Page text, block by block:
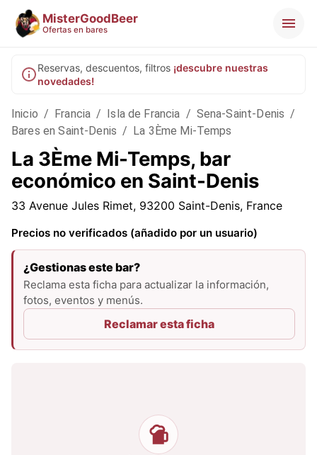
MisterGoodBeer
Ofertas en bares
Reservas, descuentos, filtros ¡descubre nuestras
novedades!
Inicio / Francia / Isla de Francia / Sena-Saint-Denis /
Bares en Saint-Denis / La 3Ème Mi-Temps
La 3Ème Mi-Temps, bar
económico en Saint-Denis
33 Avenue Jules Rimet, 93200 Saint-Denis, France
Precios no verificados (añadido por un usuario)
¿Gestionas este bar?
Reclama esta ficha para actualizar la información,
fotos, eventos y menús.
Reclamar esta ficha